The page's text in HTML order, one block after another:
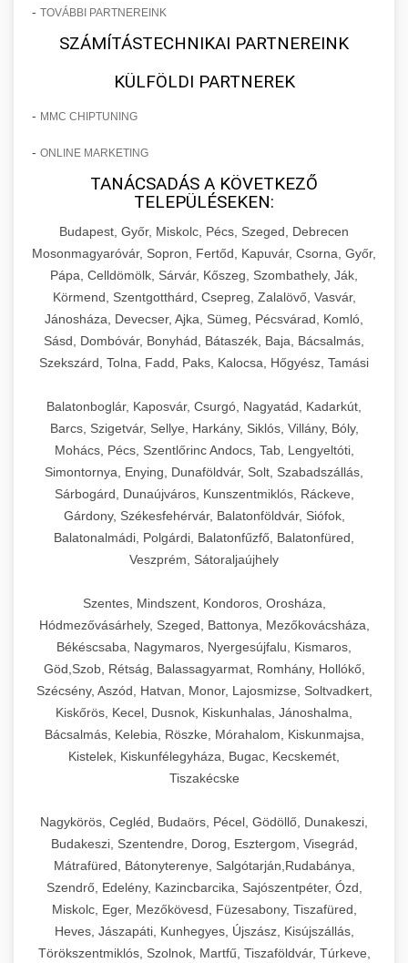
- TOVÁBBI PARTNEREINK
SZÁMÍTÁSTECHNIKAI PARTNEREINK
KÜLFÖLDI PARTNEREK
- MMC CHIPTUNING
- ONLINE MARKETING
TANÁCSADÁS A KÖVETKEZŐ
TELEPÜLÉSEKEN:
Budapest, Győr, Miskolc, Pécs, Szeged, Debrecen
Mosonmagyaróvár, Sopron, Fertőd, Kapuvár, Csorna, Győr,
Pápa, Celldömölk, Sárvár, Kőszeg, Szombathely, Ják,
Körmend, Szentgotthárd, Csepreg, Zalalövő, Vasvár,
Jánosháza, Devecser, Ajka, Sümeg, Pécsvárad, Komló,
Sásd, Dombóvár, Bonyhád, Bátaszék, Baja, Bácsalmás,
Szekszárd, Tolna, Fadd, Paks, Kalocsa, Hőgyész, Tamási
Balatonboglár, Kaposvár, Csurgó, Nagyatád, Kadarkút,
Barcs, Szigetvár, Sellye, Harkány, Siklós, Villány, Bóly,
Mohács, Pécs, Szentlőrinc Andocs, Tab, Lengyeltóti,
Simontornya, Enying, Dunaföldvár, Solt, Szabadszállás,
Sárbogárd, Dunaújváros, Kunszentmiklós, Ráckeve,
Gárdony, Székesfehérvár, Balatonföldvár, Siófok,
Balatonalmádi, Polgárdi, Balatonfűzfő, Balatonfüred,
Veszprém, Sátoraljaújhely
Szentes, Mindszent, Kondoros, Orosháza,
Hódmezővásárhely, Szeged, Battonya, Mezőkovácsháza,
Békéscsaba, Nagymaros, Nyergesújfalu, Kismaros,
Göd,Szob, Rétság, Balassagyarmat, Romhány, Hollókő,
Szécsény, Aszód, Hatvan, Monor, Lajosmizse, Soltvadkert,
Kiskőrös, Kecel, Dusnok, Kiskunhalas, Jánoshalma,
Bácsalmás, Kelebia, Röszke, Mórahalom, Kiskunmajsa,
Kistelek, Kiskunfélegyháza, Bugac, Kecskemét,
Tiszakécske
Nagykörös, Cegléd, Budaörs, Pécel, Gödöllő, Dunakeszi,
Budakeszi, Szentendre, Dorog, Esztergom, Visegrád,
Mátrafüred, Bátonyterenye, Salgótarján,Rudabánya,
Szendrő, Edelény, Kazincbarcika, Sajószentpéter, Ózd,
Miskolc, Eger, Mezőkövesd, Füzesabony, Tiszafüred,
Heves, Jászapáti, Kunhegyes, Újszász, Kisújszállás,
Törökszentmiklós, Szolnok, Martfű, Tiszaföldvár, Túrkeve,